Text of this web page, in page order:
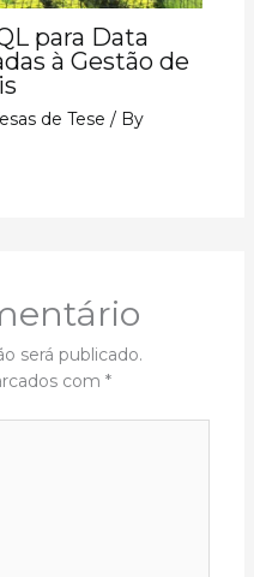
para Data
à Gestão de
de Tese / By
será publicado.
com *